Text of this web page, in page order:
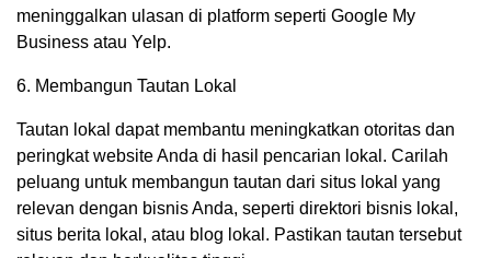
meninggalkan ulasan di platform seperti Google My
Business atau Yelp.
6. Membangun Tautan Lokal
Tautan lokal dapat membantu meningkatkan otoritas dan
peringkat website Anda di hasil pencarian lokal. Carilah
peluang untuk membangun tautan dari situs lokal yang
relevan dengan bisnis Anda, seperti direktori bisnis lokal,
situs berita lokal, atau blog lokal. Pastikan tautan tersebut